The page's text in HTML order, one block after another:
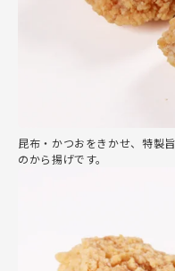
昆布・かつおをきかせ、特製
のから揚げです。